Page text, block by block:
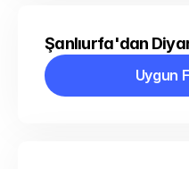
Şanlıurfa'dan
Uygun
Uygun